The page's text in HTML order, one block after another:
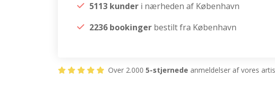
5113 kunder i nærheden af København
2236 bookinger bestilt fra København
Over 2.000 5-stjernede anmeldelser af vores